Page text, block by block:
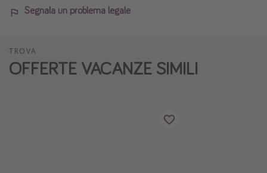
Segnala un problema legale
TROVA
OFFERTE VACANZE SIMILI